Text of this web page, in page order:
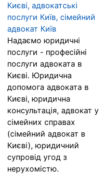
Києві, адвокатські
послуги Київ, сімейний
адвокат Київ
Надаємо юридичні
послуги - професійні
послуги адвоката в
Києві. Юридична
допомога адвоката в
Києві, юридична
консультація, адвокат у
сімейних справах
(сімейний адвокат в
Києві), юридичний
супровід угод з
нерухомістю.